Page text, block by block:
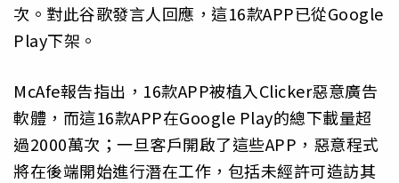
次。對此谷歌發言人回應，這16款APP已從Google
Play下架。
McAfe報告指出，16款APP被植入Clicker惡意廣告
軟體，而這16款APP在Google Play的總下載量超
過2000萬次；一旦客戶開啟了這些APP，惡意程式
將在後端開始進行潛在工作，包括未經許可造訪其